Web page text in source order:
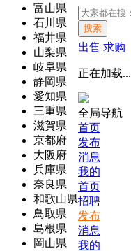
富山県
石川県
福井県
山梨県
岐阜県
静岡県
愛知県
三重県
滋賀県
京都府
大阪府
兵庫県
奈良県
和歌山県
鳥取県
島根県
岡山県
搜索
出售 求购
正在加载...
全局导航
首页
发布
消息
我的
首页
招聘
发布
消息
我的